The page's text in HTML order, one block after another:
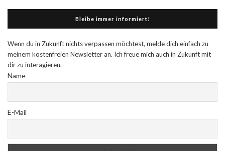
Bleibe immer informiert!
Wenn du in Zukunft nichts verpassen möchtest, melde dich einfach zu
meinem kostenfreien Newsletter an. Ich freue mich auch in Zukunft mit
dir zu interagieren.
Name
E-Mail